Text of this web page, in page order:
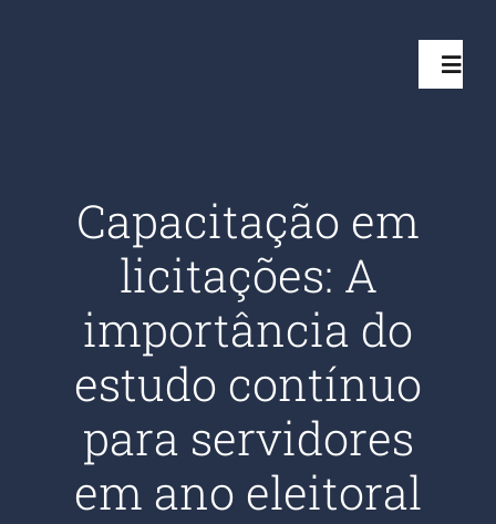
Projetos
Quem somos
Clientes
Capacitação em
licitações: A
importância do
estudo contínuo
para servidores
em ano eleitoral